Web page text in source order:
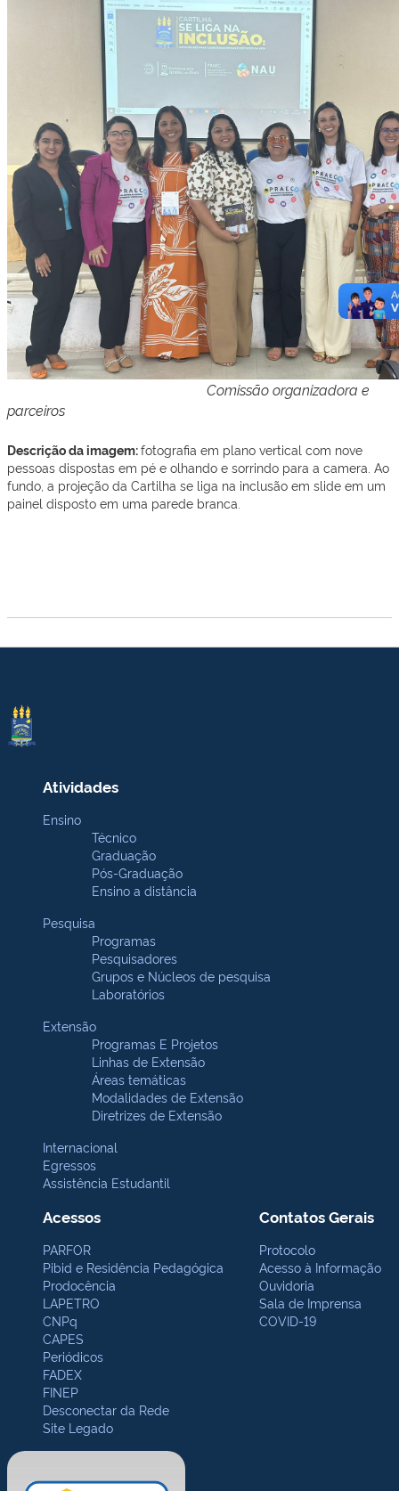
Comissão organizadora e
parceiros
Descrição da imagem:fotografia em plano vertical com nove
pessoas dispostas em pé e olhando e sorrindo para a camera. Ao
fundo, a projeção da Cartilha se liga na inclusão em slide em um
painel disposto em uma parede branca.
Atividades
Ensino
Técnico
Graduação
Pós-Graduação
Ensino a distância
Pesquisa
Programas
Pesquisadores
Grupos e Núcleos de pesquisa
Laboratórios
Extensão
Programas E Projetos
Linhas de Extensão
Áreas temáticas
Modalidades de Extensão
Diretrizes de Extensão
Internacional
Egressos
Assistência Estudantil
Acessos
PARFOR
Pibid e Residência Pedagógica
Prodocência
LAPETRO
CNPq
CAPES
Periódicos
FADEX
FINEP
Desconectar da Rede
Site Legado
Contatos Gerais
Protocolo
Acesso à Informação
Ouvidoria
Sala de Imprensa
COVID-19